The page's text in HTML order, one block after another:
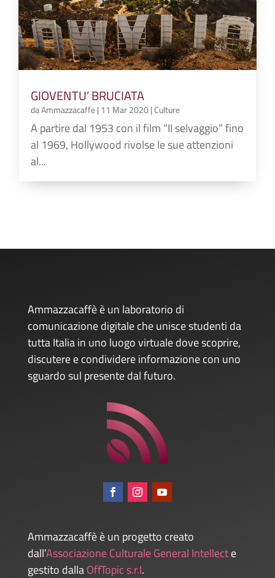
GIOVENTU’ BRUCIATA
daAmmazzacaffe| 11 Mar 2020|Culture
A partire dal 1953 con il film “Il selvaggio” fino
al 1969, Hollywood rivolse le sue attenzioni
al...
Ammazzacaffè è un laboratorio di
comunicazione digitale che unisce studenti da
tutta Italia in uno luogo virtuale dove scoprire,
discutere e condividere informazione con uno
sguardo sul presente dal futuro.
Ammazzacaffè è un progetto creato
dall’Associazione Culturale General Intellecte
gestito dallaOffTopic s.r.l.